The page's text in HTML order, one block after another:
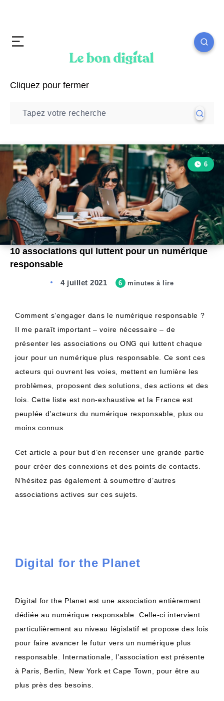
Cliquez pour fermer
6
10 associations qui luttent pour un numérique
responsable
4 juillet 2021 6 minutes à lire
Comment s’engager dans le numérique responsable ?
Il me paraît important – voire nécessaire – de
présenter les associations ou ONG qui luttent chaque
jour pour un numérique plus responsable. Ce sont ces
acteurs qui ouvrent les voies, mettent en lumière les
problèmes, proposent des solutions, des actions et des
lois. Cette liste est non-exhaustive et la France est
peuplée d’acteurs du numérique responsable, plus ou
moins connus.
Cet article a pour but d’en recenser une grande partie
pour créer des connexions et des points de contacts.
N’hésitez pas également à soumettre d’autres
associations actives sur ces sujets.
Digital for the Planet
Digital for the Planet est une association entièrement
dédiée au numérique responsable. Celle-ci intervient
particulièrement au niveau législatif et propose des lois
pour faire avancer le futur vers un numérique plus
responsable. Internationale, l’association est présente
à Paris, Berlin, New York et Cape Town, pour être au
plus près des besoins.